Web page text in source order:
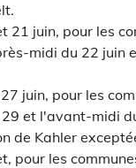
21 juin, pour les
midi du 22 juin
juin, pour les
et l'avant-midi
de Kahler
pour les